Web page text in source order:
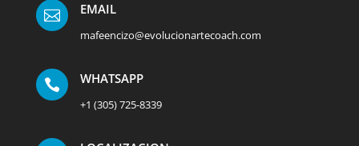
 EMAIL
mafeencizo@evolucionartecoach.com
 WHATSAPP
+1 (305) 725-8339